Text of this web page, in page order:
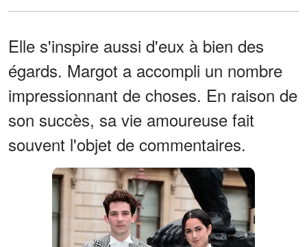
Elle s'inspire aussi d'eux à bien des
égards. Margot a accompli un nombre
impressionnant de choses. En raison de
son succès, sa vie amoureuse fait
souvent l'objet de commentaires.